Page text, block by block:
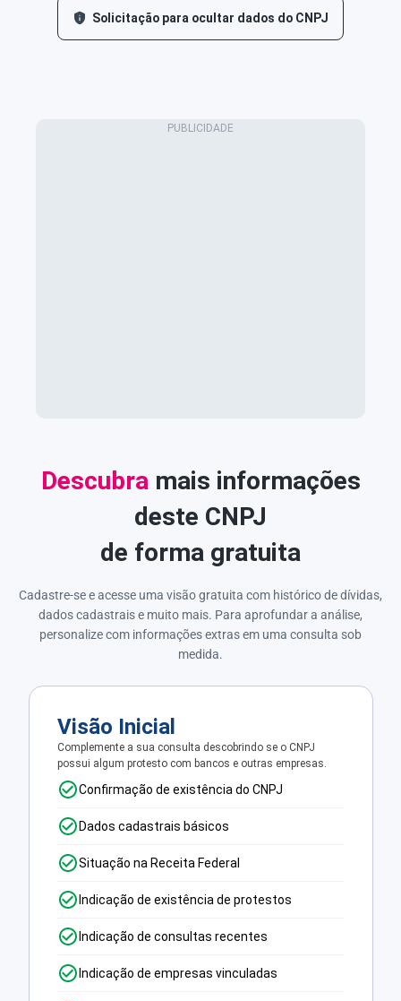
Solicitação para ocultar dados do CNPJ
Descubra mais informações
deste CNPJ
de forma gratuita
Cadastre-se e acesse uma visão gratuita com histórico de dívidas,
dados cadastrais e muito mais. Para aprofundar a análise,
personalize com informações extras em uma consulta sob
medida.
Visão Inicial
Complemente a sua consulta descobrindo se o CNPJ
possui algum protesto com bancos e outras empresas.
Confirmação de existência do CNPJ
Dados cadastrais básicos
Situação na Receita Federal
Indicação de existência de protestos
Indicação de consultas recentes
Indicação de empresas vinculadas